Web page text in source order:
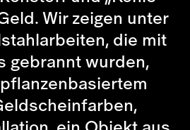
Wir zeigen unter
die mit
gebrannt wurden,